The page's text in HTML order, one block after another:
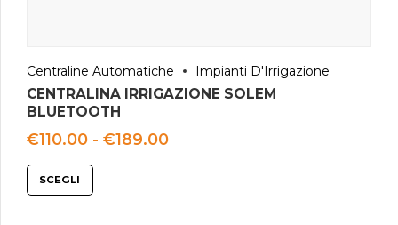
Centraline Automatiche Impianti D'Irrigazione
CENTRALINA IRRIGAZIONE SOLEM
BLUETOOTH
€110.00 - €189.00Fascia
SCEGLI